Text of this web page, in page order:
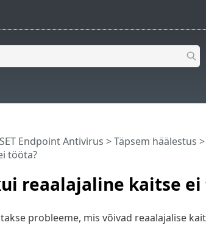
reaalajaline kaitse ei
Endpoint Antivirus >Täpsem häälestus >
tööta?
probleeme, mis võivad reaalajalise